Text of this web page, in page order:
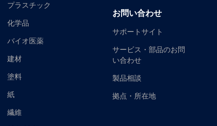
プラスチック
化学品
バイオ医薬
建材
塗料
紙
繊維
お問い合わせ
サポートサイト
サービス・部品のお問
い合わせ
製品相談
拠点・所在地